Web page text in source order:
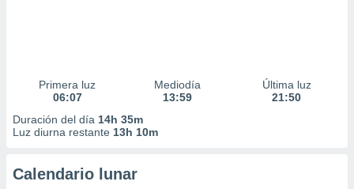
Primera luz
06:07
Mediodía
13:59
Última luz
21:50
Duración del día 14h 35m
Luz diurna restante 13h 10m
Calendario lunar